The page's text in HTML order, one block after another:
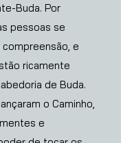
Buda. Por
pessoas se
e
ricamente
de Buda.
o Caminho,
e